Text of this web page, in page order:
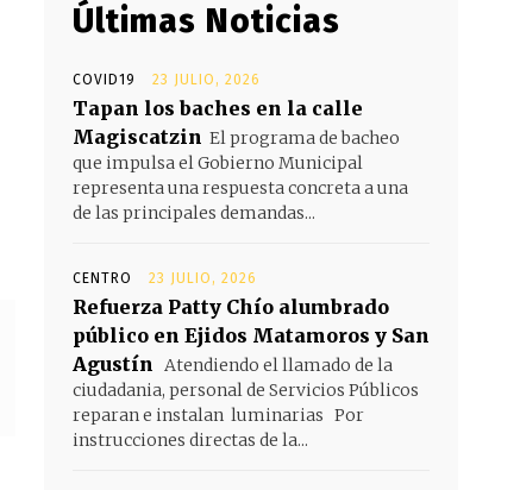
Últimas Noticias
COVID19 23 JULIO, 2026
Tapan los baches en la calle
Magiscatzin El programa de bacheo
que impulsa el Gobierno Municipal
representa una respuesta concreta a una
de las principales demandas...
CENTRO 23 JULIO, 2026
Refuerza Patty Chío alumbrado
público en Ejidos Matamoros y San
Agustín Atendiendo el llamado de la
ciudadania, personal de Servicios Públicos
reparan e instalan luminarias Por
instrucciones directas de la...